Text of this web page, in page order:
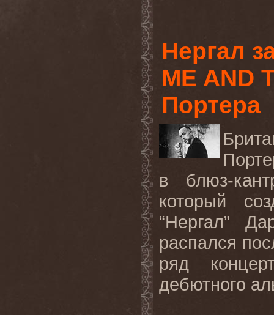
Нергал
ME AND
Портера
в блюз-
который
“Нергал”
распался
ряд
дебютного